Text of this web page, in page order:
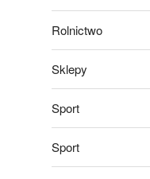
Rolnictwo
Sklepy
Sport
Sport